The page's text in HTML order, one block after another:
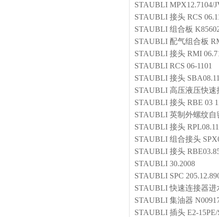
STAUBLI MPX12.7104/
STAUBLI 接头 RCS
STAUBLI 组合板
STAUBLI 配气组合板
STAUBLI 接头 RMI
STAUBLI RCS 06-1101
STAUBLI 接头
STAUBLI 高压液压快速
STAUBLI 接头 RBE 03
STAUBLI 英制外螺纹自
STAUBLI 接头
STAUBLI 组合接头
STAUBLI 接头
STAUBLI 30.2008
STAUBLI SPC
STAUBLI 快速连接器进
STAUBLI 集油器
STAUBLI 插头 E2-15PE/